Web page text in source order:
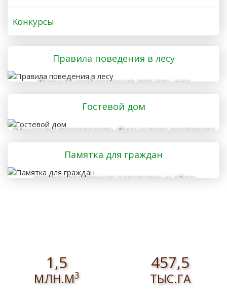
Конкурсы
Правила поведения в лесу
Важная информация для тех, кто
отправляется в лес
Гостевой дом
Мы рады предложить Вам услуги гостевого
дома
Памятка для граждан
осуществляющих заготовку и сбор
1,5
МЛН.М3
457,5
ТЫС.ГА